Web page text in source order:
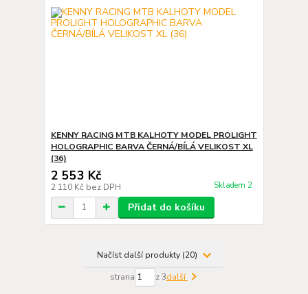
KENNY RACING MTB KALHOTY MODEL PROLIGHT
HOLOGRAPHIC BARVA ČERNÁ/BÍLÁ VELIKOST XL
(36)
2 553 Kč
2 110 Kč bez DPH Skladem 2
Přidat do košíku
Načíst další produkty (20)
strana z 3další